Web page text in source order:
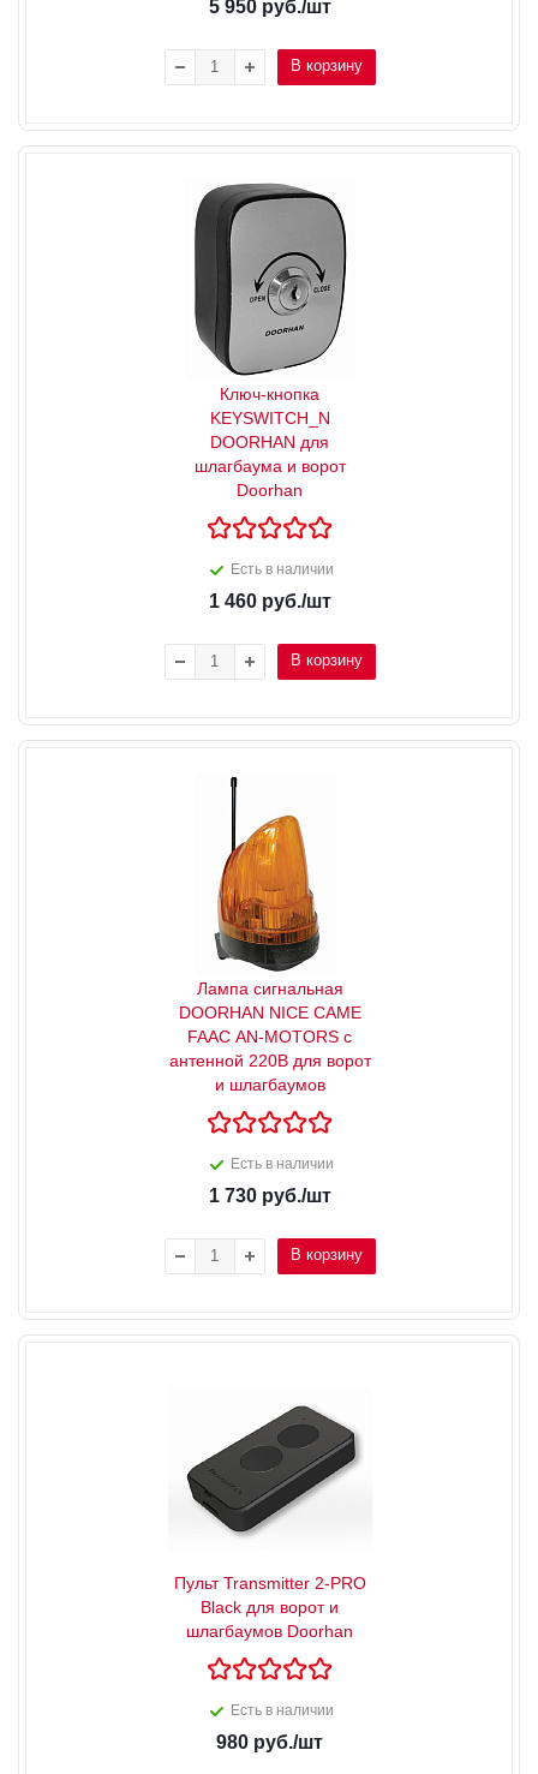
5 950руб./шт
В корзину
Ключ-кнопка
KEYSWITCH_N
DOORHAN для
шлагбаума и ворот
Doorhan
Есть в наличии
1 460руб./шт
В корзину
Лампа сигнальная
DOORHAN NICE CAME
FAAC AN-MOTORS с
антенной 220В для ворот
и шлагбаумов
Есть в наличии
1 730руб./шт
В корзину
Пульт Transmitter 2-PRO
Black для ворот и
шлагбаумов Doorhan
Есть в наличии
980 руб./шт